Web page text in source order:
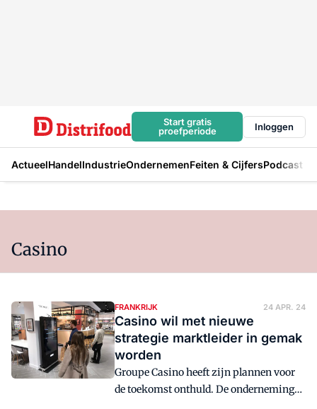
Start gratis
proefperiode
Inloggen
ActueelHandelIndustrieOndernemenFeiten & CijfersPodcast
Casino
FRANKRIJK 24 APR. 24
Casino wil met nieuwe
strategie marktleider in gemak
worden
Groupe Casino heeft zijn plannen voor
de toekomst onthuld. De onderneming